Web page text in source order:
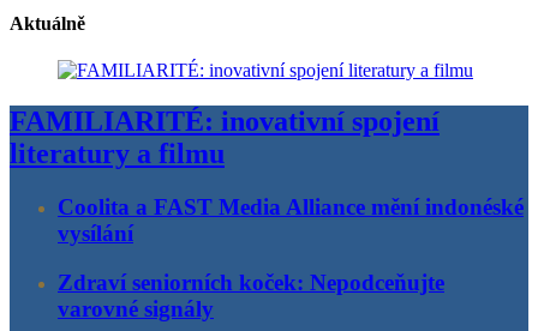
Aktuálně
FAMILIARITÉ: inovativní spojení
literatury a filmu
Coolita a FAST Media Alliance mění indonéské
vysílání
Zdraví seniorních koček: Nepodceňujte
varovné signály